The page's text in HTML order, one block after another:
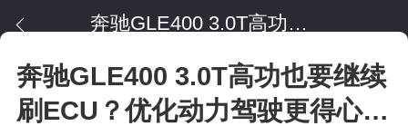
奔驰GLE400 3.0T高功也要继续刷ECU？优化动力驾驶更得心应手！
奔驰GLE400 3.0T高功也要继续
刷ECU？优化动力驾驶更得心应